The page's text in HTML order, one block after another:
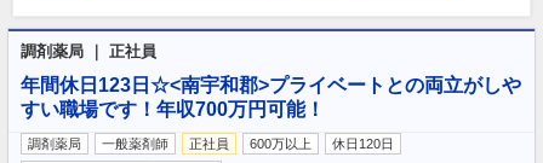
調剤薬局 ｜ 正社員
年間休日123日☆<南宇和郡>プライベートとの両立がしや
すい職場です！年収700万円可能！
調剤薬局 一般薬剤師 正社員 600万以上
休日120日